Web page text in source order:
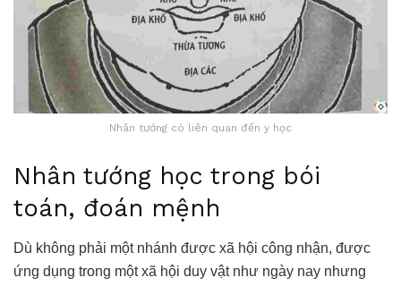
Nhân tướng có liên quan đến y học
Nhân tướng học trong bói
toán, đoán mệnh
Dù không phải một nhánh được xã hội công nhận, được
ứng dụng trong một xã hội duy vật như ngày nay nhưng